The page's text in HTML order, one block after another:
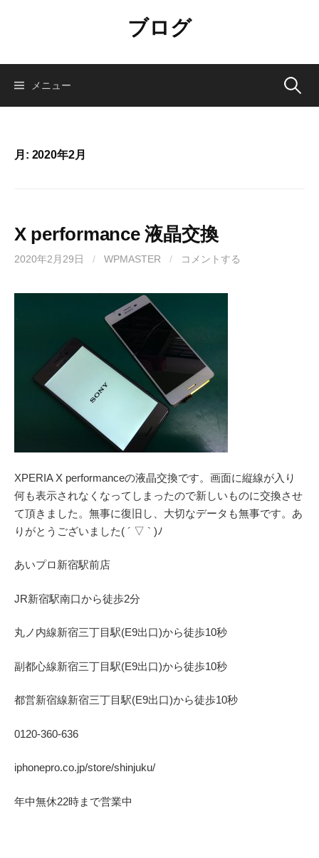
ン
ブログ
メニュー 検
月: 2020年2月
X performance 液晶交換
2020年2月29日 / WPMASTER / コメントする
XPERIA X performanceの液晶交換です。画面に縦線が入り
何も表示されなくなってしまったので新しいものに交換させ
て頂きました。無事に復旧し、大切なデータも無事です。あ
りがとうございました( ´ ▽ ` )ﾉ
あいプロ新宿駅前店
JR新宿駅南口から徒歩2分
丸ノ内線新宿三丁目駅(E9出口)から徒歩10秒
副都心線新宿三丁目駅(E9出口)から徒歩10秒
都営新宿線新宿三丁目駅(E9出口)から徒歩10秒
0120-360-636
iphonepro.co.jp/store/shinjuku/
年中無休22時まで営業中